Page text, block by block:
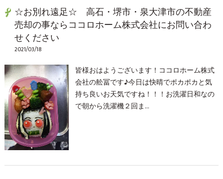
☆お別れ遠足☆ 高石・堺市・泉大津市の不動産
売却の事ならココロホーム株式会社にお問い合わ
せください
2021/03/18
皆様おはようございます！ココロホーム株式
会社の舩冨です♪今日は快晴でポカポカと気
持ち良いお天気ですね！！！お洗濯日和なの
で朝から洗濯機２回ま…